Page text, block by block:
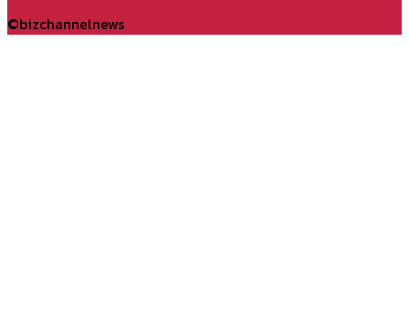
©bizchannelnews